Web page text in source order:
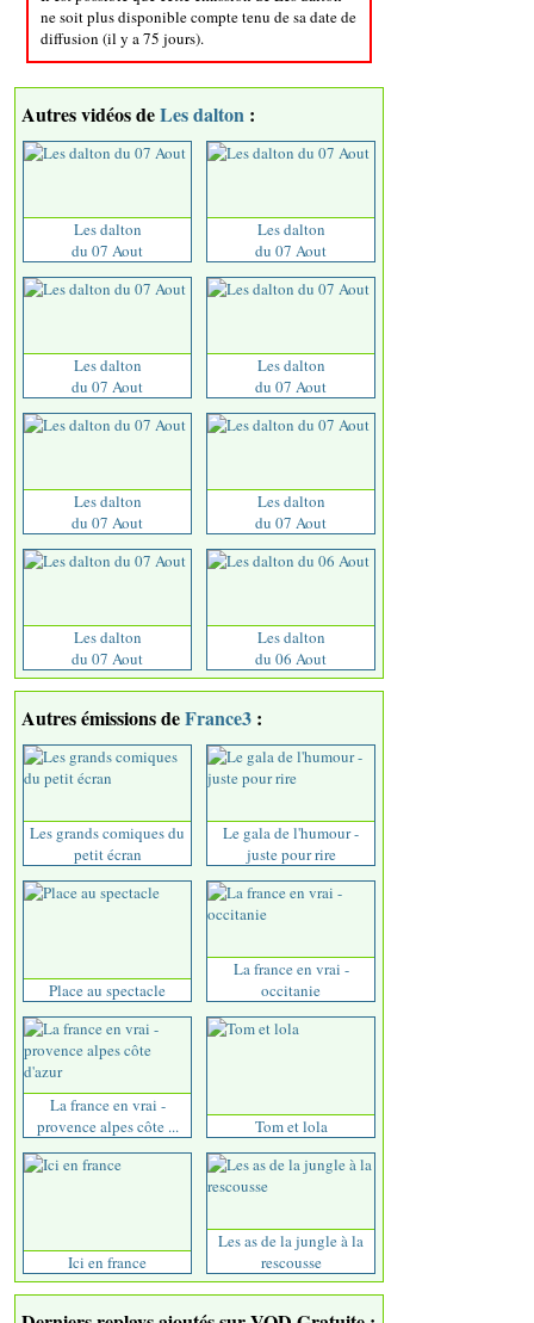
ne soit plus disponible compte tenu de sa date de
diffusion (il y a 75 jours).
Autres vidéos deLes dalton :
Les dalton
du 07 Aout
Les dalton
du 07 Aout
Les dalton
du 07 Aout
Les dalton
du 07 Aout
Les dalton
du 07 Aout
Les dalton
du 07 Aout
Les dalton
du 07 Aout
Les dalton
du 06 Aout
Autres émissions deFrance3 :
Les grands comiques du
petit écran
Le gala de l'humour -
juste pour rire
Place au spectacle
La france en vrai -
occitanie
La france en vrai -
provence alpes côte ...
Tom et lola
Ici en france
Les as de la jungle à la
rescousse